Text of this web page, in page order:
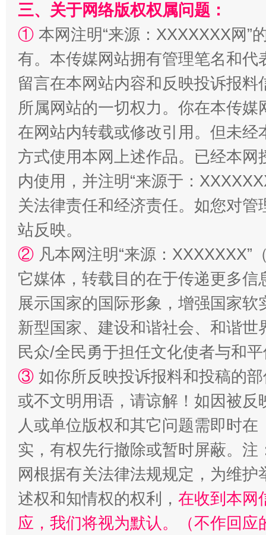
解纷+调解+退费，一次搞定
站台名比不上好声名
漫山遍野的桃花与雪山、麦地、白藏房 除
招工难、用工荒背后
三、关于网络版权权属问题：
① 本网注明“来源：XXXXXXX网”
有。本传媒网站拥有管理笔名和
留言在本网站内容和反映投诉报
所属网站的一切权力。你在本传
在网站内转载或修改引用。但未
方式使用本网上述作品。已经本
内使用，并注明“来源于：
关法律责任和经济责任。如您对
站反映。
② 凡本网注明“来源：
它媒体，转载目的在于传递更多
展示国家的国际形象，增强国家
新型国家、建设和谐社会、和谐
民众/全民勇于担任文化使者与和
③ 如你所反映投诉报料和投稿的
或不文明用语，请谅解！如因被
人或单位版权和其它问题需即时在
实，有权先行撤除或暂时屏蔽。
网根据有关法律法规规定，为维
述权和知情权的权利， 在收到本网
应，我们将视为默认。（不作回应